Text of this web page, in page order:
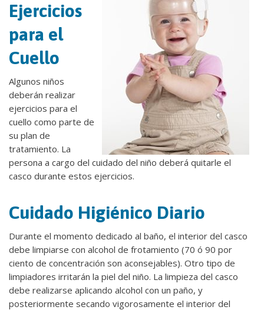
Ejercicios
para el
Cuello
Algunos niños
deberán realizar
ejercicios para el
cuello como parte de
su plan de
tratamiento. La
persona a cargo del cuidado del niño deberá quitarle el
casco durante estos ejercicios.
Cuidado Higiénico Diario
Durante el momento dedicado al baño, el interior del casco
debe limpiarse con alcohol de frotamiento (70 ó 90 por
ciento de concentración son aconsejables). Otro tipo de
limpiadores irritarán la piel del niño. La limpieza del casco
debe realizarse aplicando alcohol con un paño, y
posteriormente secando vigorosamente el interior del